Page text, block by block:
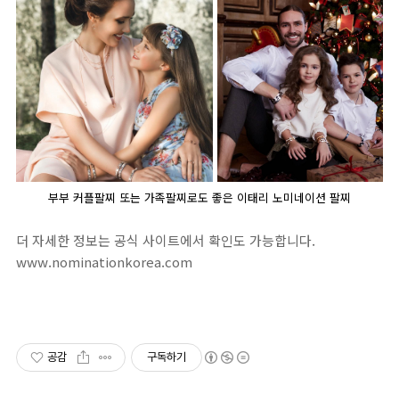
부부 커플팔찌 또는 가족팔찌로도 좋은 이태리 노미네이션 팔찌
더 자세한 정보는 공식 사이트에서 확인도 가능합니다.
www.nominationkorea.com
공감 구독하기